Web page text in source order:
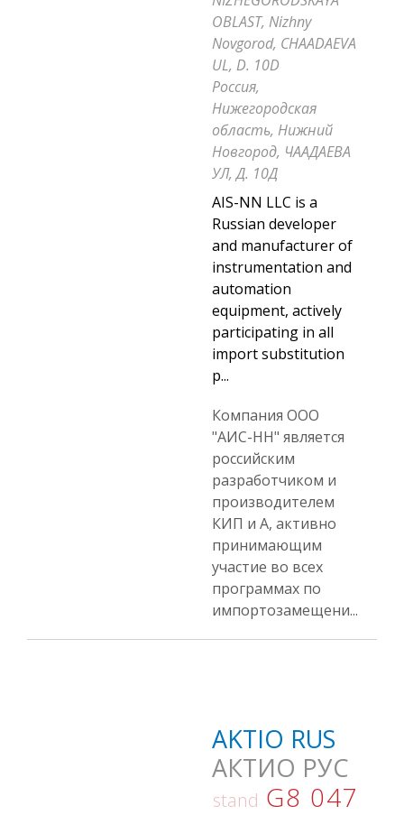
OBLAST, Nizhny
Novgorod, CHAADAEVA
UL, D. 10D
Россия,
Нижегородская
область, Нижний
Новгород, ЧААДАЕВА
УЛ, Д. 10Д
AIS-NN LLC is a
Russian developer
and manufacturer of
instrumentation and
automation
equipment, actively
participating in all
import substitution
p...
Компания ООО
"АИС-НН" является
российским
разработчиком и
производителем
КИП и А, активно
принимающим
участие во всех
программах по
импортозамещени...
AKTIO RUS
АКТИО РУС
stand G8 047